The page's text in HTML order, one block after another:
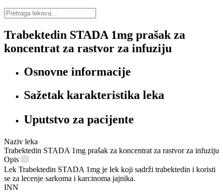
Trabektedin STADA 1mg prašak za
koncentrat za rastvor za infuziju
Osnovne informacije
Sažetak karakteristika leka
Uputstvo za pacijente
Naziv leka
Trabektedin STADA 1mg prašak za koncentrat za rastvor za infuziju
Opis
Lek Trabektedin STADA 1mg je lek koji sadrži trabektedin i koristi
se za lecenje sarkoma i karcinoma jajnika.
INN